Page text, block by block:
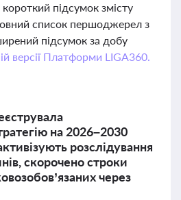
підсумок змісту
список першоджерел з
підсумок за добу
версії Платформи LIGA360.
на 2026–2030
розслідування
скорочено строки
через